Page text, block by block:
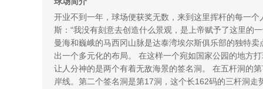
开业不到一年，球场便获奖无数，来到这里挥杆的每一
斯：“我没有刻意去创造什么景观，是上帝赋予了这里的
曼海和巍峨的马西冈山脉是达泰湾埃尔斯俱乐部的独特
出一个多元化的布局。 在这样一个宛如国家公园的地方
让人分神的是两个有着无敌海景的签名洞。 在五杆洞的
岸线。第二个签名洞是第17洞，这个长162码的三杆洞